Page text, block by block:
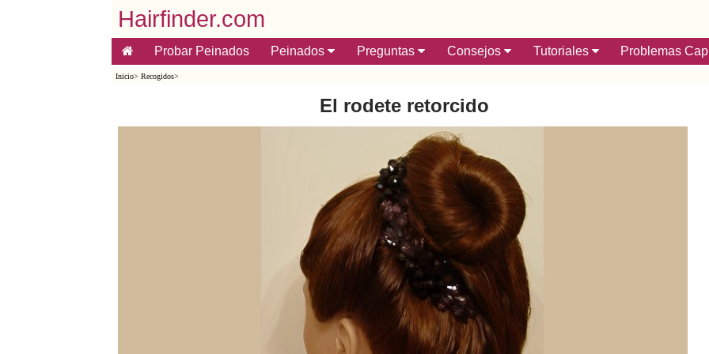
Hairfinder.com
Probar Peinados Peinados Preguntas Consejos Tutoriales Problemas
Inicio> Recogidos>
El rodete retorcido